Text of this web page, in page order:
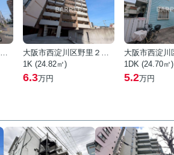
大阪市西淀川区大和田３丁目
大阪市西淀川区野里２丁目
1K (24.82㎡)
6.3万円
1DK (24.70㎡)
5.2万円